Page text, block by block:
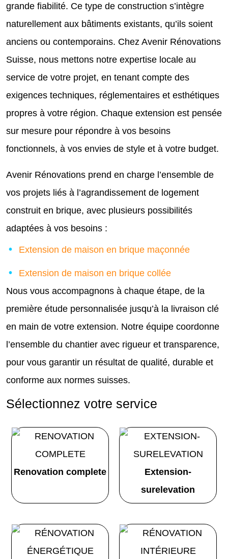
grande fiabilité. Ce type de construction s’intègre
naturellement aux bâtiments existants, qu’ils soient
anciens ou contemporains. Chez Avenir Rénovations
Suisse, nous mettons notre expertise locale au
service de votre projet, en tenant compte des
exigences techniques, réglementaires et esthétiques
propres à votre région. Chaque extension est pensée
sur mesure pour répondre à vos besoins
fonctionnels, à vos envies de style et à votre budget.
Avenir Rénovations prend en charge l’ensemble de
vos projets liés à l’agrandissement de logement
construit en brique, avec plusieurs possibilités
adaptées à vos besoins :
Extension de maison en brique maçonnée
Extension de maison en brique collée
Nous vous accompagnons à chaque étape, de la
première étude personnalisée jusqu’à la livraison clé
en main de votre extension. Notre équipe coordonne
l’ensemble du chantier avec rigueur et transparence,
pour vous garantir un résultat de qualité, durable et
conforme aux normes suisses.
Sélectionnez votre service
Renovation complete
Extension-
surelevation